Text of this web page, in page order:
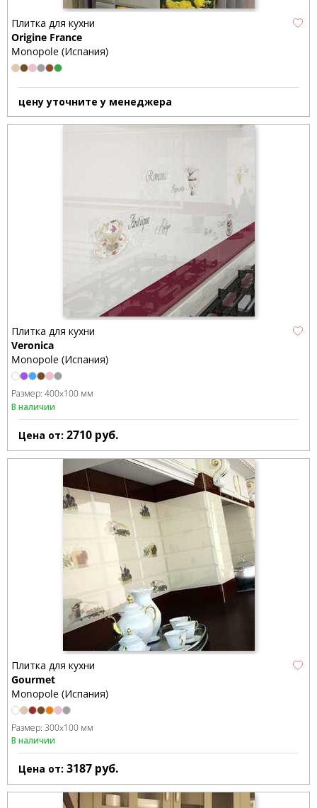
Плитка для кухни
Origine France
Monopole (Испания)
цену уточните у менеджера
Плитка для кухни
Veronica
Monopole (Испания)
Размер: 400x100 мм
В наличии
Цена от: 2710 руб.
Плитка для кухни
Gourmet
Monopole (Испания)
Размер: 300x100 мм
В наличии
Цена от: 3187 руб.